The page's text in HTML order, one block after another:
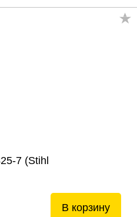
7 (Stihl
В корзину